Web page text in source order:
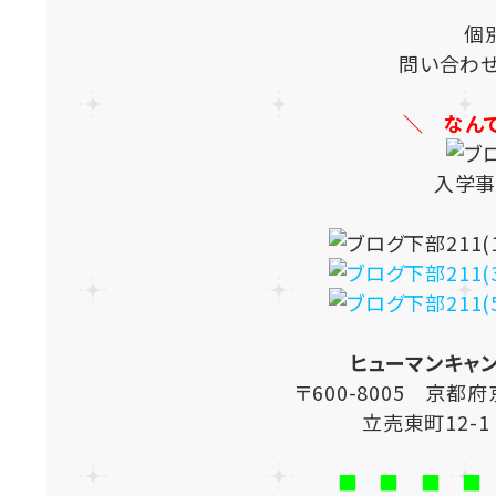
個
問い合わ
＼ なん
入学
ヒューマンキ
〒600-8005 京都府
立売東町12-
■ ■ ■